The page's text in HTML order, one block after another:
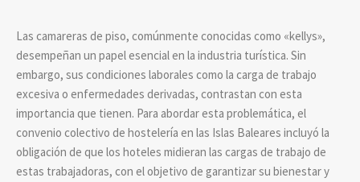
Las camareras de piso, comúnmente conocidas como «kellys»,
desempeñan un papel esencial en la industria turística. Sin
embargo, sus condiciones laborales como la carga de trabajo
excesiva o enfermedades derivadas, contrastan con esta
importancia que tienen. Para abordar esta problemática, el
convenio colectivo de hostelería en las Islas Baleares incluyó la
obligación de que los hoteles midieran las cargas de trabajo de
estas trabajadoras, con el objetivo de garantizar su bienestar y